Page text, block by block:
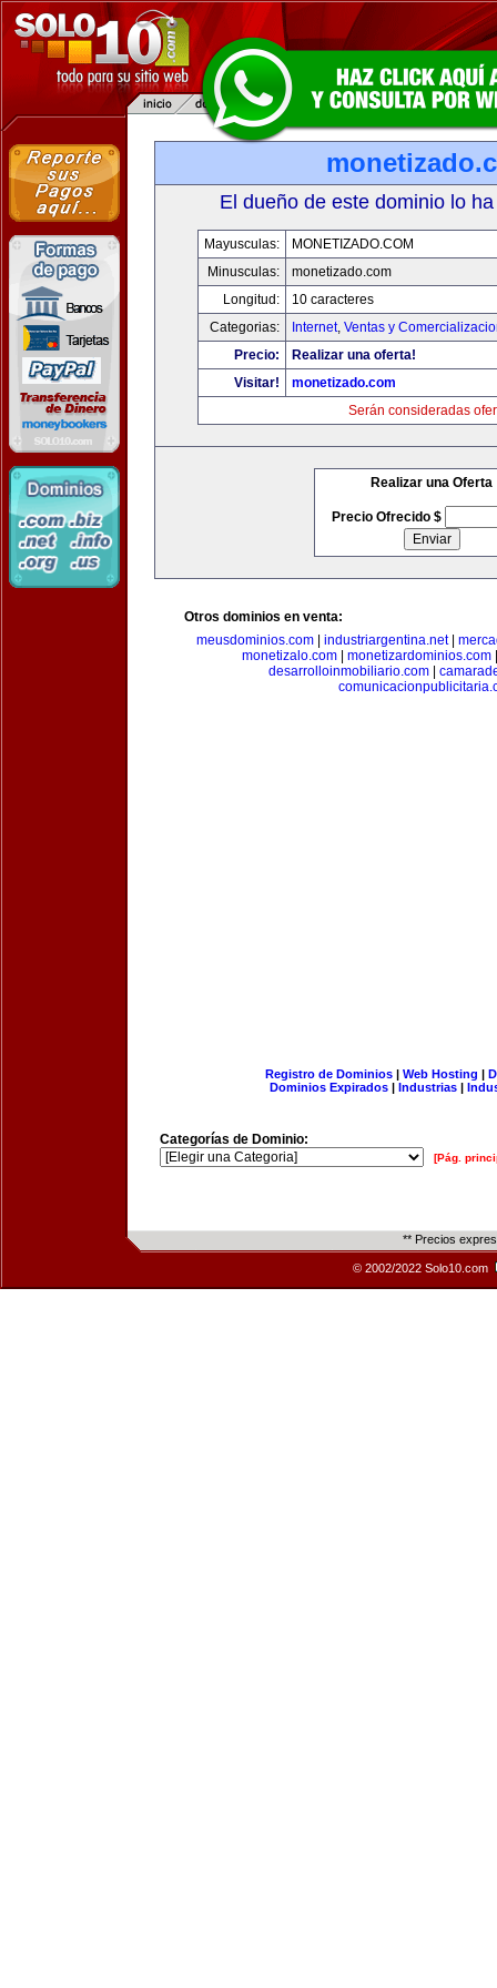
El dueño de este dominio lo
Mayusculas:
MONETIZADO.COM
Minusculas:
monetizado.com
Longitud:
10 caracteres
Categorias:
Internet, Ventas y
Precio:
Realizar una oferta!
Visitar!
monetizado.com
Serán consideradas
Realizar una Oferta
Precio Ofrecido $
Otros dominios en venta:
meusdominios.com| industriargentina.net|
monetizalo.com| monetizardominios.com
desarrolloinmobiliario.com
Registro de Dominios| Web Hosting |
Dominios Expirados | Industrias |
Categorías de Dominio:
[Pág.
** Precios
© 2002/2022 Solo10.com